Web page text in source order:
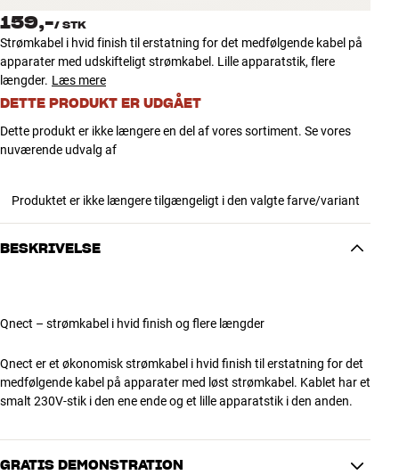
Find Butik
Kundeservice
Log ind
Kundeservice
159,-/ STK
Strømkabel i hvid finish til erstatning for det medfølgende kabel på
apparater med udskifteligt strømkabel. Lille apparatstik, flere
længder. Læs mere
DETTE PRODUKT ER UDGÅET
Dette produkt er ikke længere en del af vores sortiment. Se vores
nuværende udvalg af
Produktet er ikke længere tilgængeligt i den valgte farve/variant
BESKRIVELSE
Qnect – strømkabel i hvid finish og flere længder
Qnect er et økonomisk strømkabel i hvid finish til erstatning for det
medfølgende kabel på apparater med løst strømkabel. Kablet har et
smalt 230V-stik i den ene ende og et lille apparatstik i den anden.
GRATIS DEMONSTRATION